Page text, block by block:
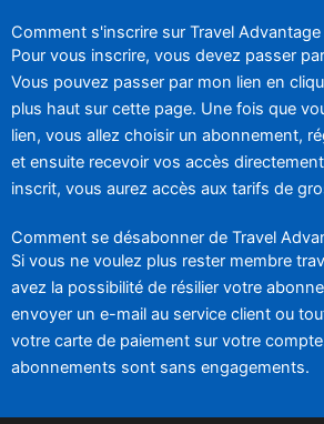
Comment s'inscrire sur Travel Advantage
Pour vous inscrire, vous devez passer
Vous pouvez passer par mon lien en
plus haut sur cette page. Une fois que
lien, vous allez choisir un abonnement,
et ensuite recevoir vos accès
inscrit, vous aurez accès aux tarifs de
Comment se désabonner de Travel
Si vous ne voulez plus rester membre
avez la possibilité de résilier votre
envoyer un e-mail au service client ou
votre carte de paiement sur votre
abonnements sont sans engagements.